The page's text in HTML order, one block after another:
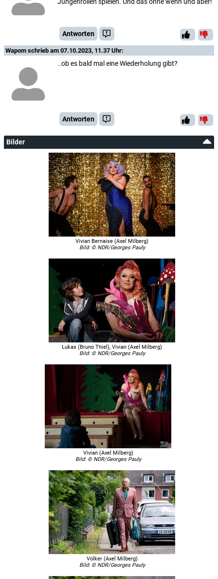
Antworten
Wapom schrieb am 07.10.2023, 11.37 Uhr:
..ob es bald mal eine Wiederholung gibt?
Antworten
Bilder
Vivian Bernaise (Axel Milberg)
Bild: © NDR/Georges Pauly
Lukas (Bruno Thiel), Vivian (Axel Milberg)
Bild: © NDR/Georges Pauly
Vivian (Axel Milberg)
Bild: © NDR/Georges Pauly
Volker (Axel Milberg)
Bild: © NDR/Georges Pauly